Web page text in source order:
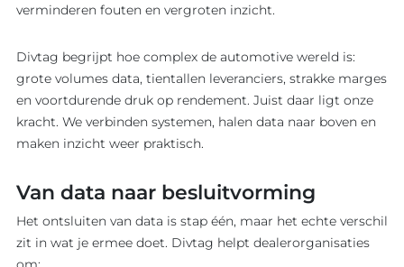
verminderen fouten en vergroten inzicht.
Divtag begrijpt hoe complex de automotive wereld is:
grote volumes data, tientallen leveranciers, strakke marges
en voortdurende druk op rendement. Juist daar ligt onze
kracht. We verbinden systemen, halen data naar boven en
maken inzicht weer praktisch.
Van data naar besluitvorming
Het ontsluiten van data is stap één, maar het echte verschil
zit in wat je ermee doet. Divtag helpt dealerorganisaties